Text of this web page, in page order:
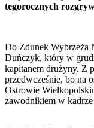
tegorocznych
Do Zdunek Wybrzeża
Duńczyk, który w
kapitanem drużyny. Z
przedwcześnie, bo na
Ostrowie
zawodnikiem w